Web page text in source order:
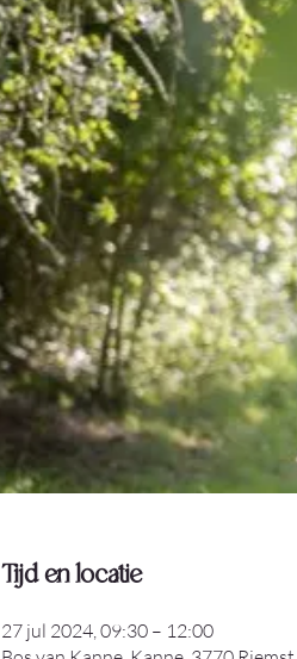
Tijd en locatie
27 jul 2024, 09:30 – 12:00